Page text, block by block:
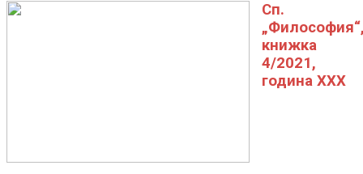
Сп.
книжка
4/2021,
година XXX